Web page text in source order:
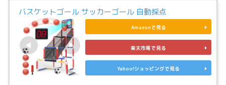
バスケットゴール サッカーゴール 自動採点
Amazonで見る
楽天市場で見る
Yahoo!ショッピングで見る